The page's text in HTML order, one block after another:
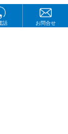
話 お問合せ